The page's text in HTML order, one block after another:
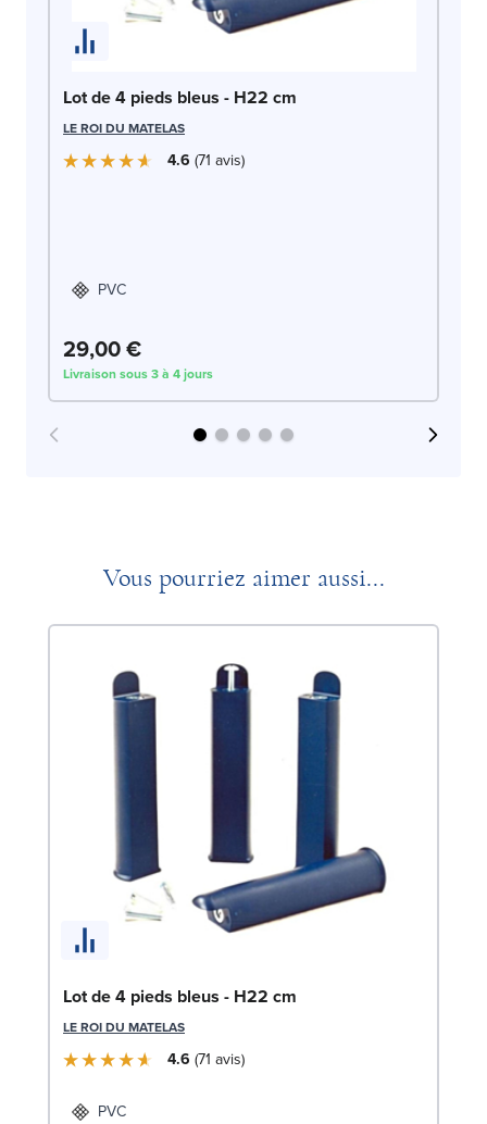
Lot de 4 pieds bleus - H22 cm
LE ROI DU MATELAS
4.6 71 avis
PVC
29,00 €
Livraison sous 3 à 4 jours
Vous pourriez aimer aussi...
Lot de 4 pieds bleus - H22 cm
LE ROI DU MATELAS
4.6 71 avis
PVC